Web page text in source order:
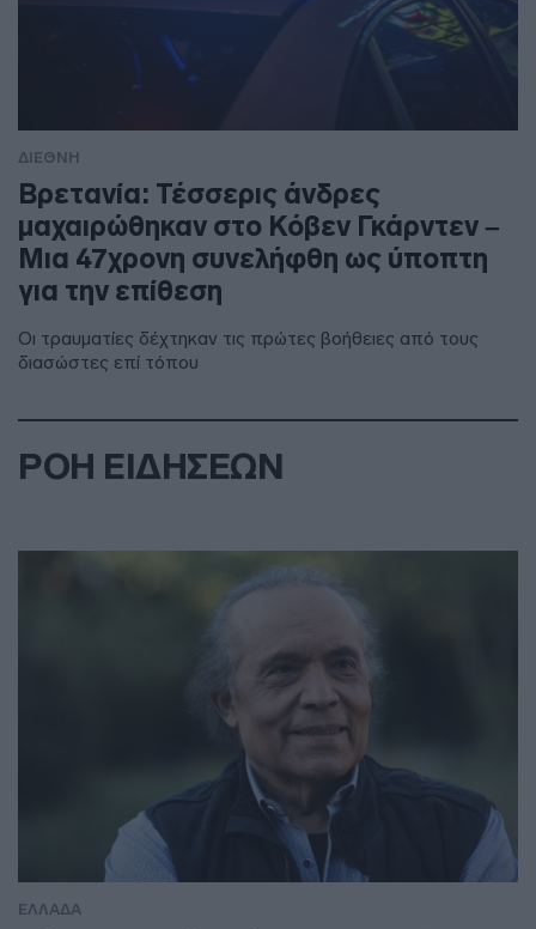
ΔΙΕΘΝΗ
Βρετανία: Τέσσερις άνδρες
μαχαιρώθηκαν στο Κόβεν Γκάρντεν –
Μια 47χρονη συνελήφθη ως ύποπτη
για την επίθεση
Οι τραυματίες δέχτηκαν τις πρώτες βοήθειες από τους
διασώστες επί τόπου
ΡΟΗ ΕΙΔΗΣΕΩΝ
ΕΛΛΑΔΑ